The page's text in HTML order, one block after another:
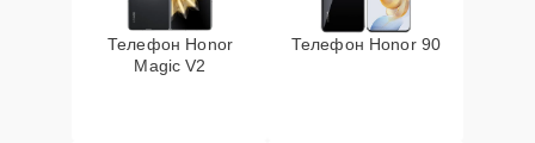
Телефон Honor
Magic V2
Телефон Honor 90